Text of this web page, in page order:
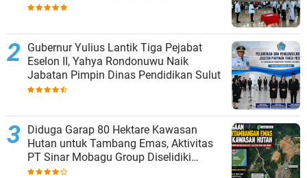
Gubernur Yulius Lantik Tiga Pejabat
Eselon II, Yahya Rondonuwu Naik
Jabatan Pimpin Dinas Pendidikan Sulut
Diduga Garap 80 Hektare Kawasan
Hutan untuk Tambang Emas, Aktivitas
PT Sinar Mobagu Group Diselidiki
Aparat